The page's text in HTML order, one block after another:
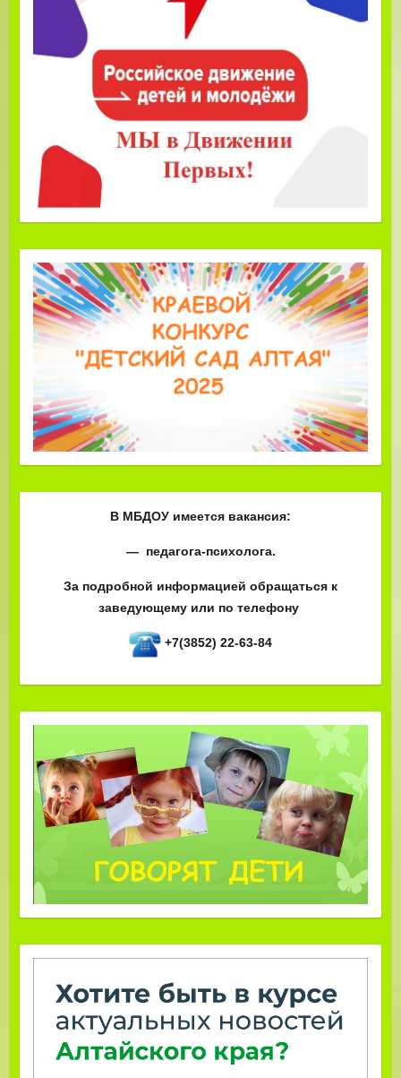
В МБДОУ имеется вакансия:
— педагога-психолога.
За подробной информацией обращаться к
заведующему или по телефону
+7(3852) 22-63-84